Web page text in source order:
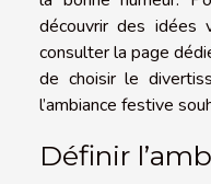
découvrir des idées
consulter la page
de choisir le
l’ambiance festive
Définir